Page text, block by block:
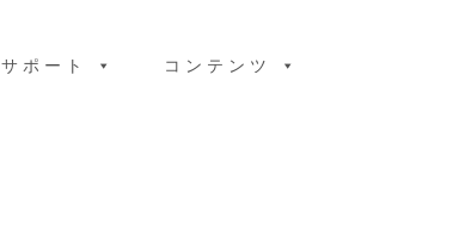
サポート コンテンツ